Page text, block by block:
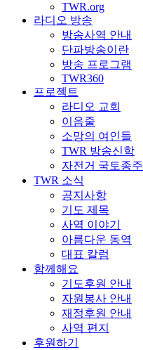
TWR.org
라디오 방송
방송사역 안내
단파방송이란
방송 프로그램
TWR360
프로젝트
라디오 교회
이음줄
소망의 여인들
TWR 방송신학
자전거 국토종주
TWR 소식
공지사항
기도 제목
사역 이야기
아름다운 동역
대표 칼럼
함께해요
기도후원 안내
자원봉사 안내
재정후원 안내
사역 편지
후원하기